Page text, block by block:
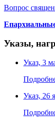
Вопрос
Указы,
Указ, 3
Указ, 26